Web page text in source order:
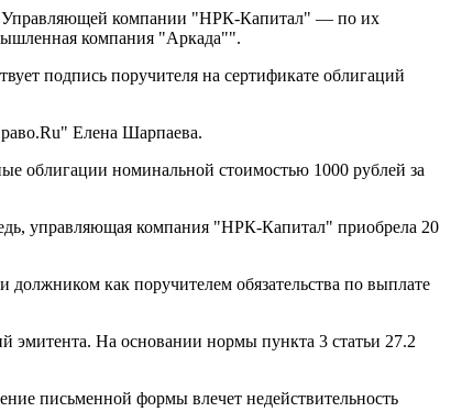
Управляющей компании "НРК-Капитал" — по их
компания "Аркада"".
подпись поручителя на сертификате облигаций
Елена Шарпаева.
облигации номинальной стоимостью 1000 рублей за
управляющая компания "НРК-Капитал" приобрела 20
как поручителем обязательства по выплате
эмитента. На основании нормы пункта 3 статьи 27.2
письменной формы влечет недействительность